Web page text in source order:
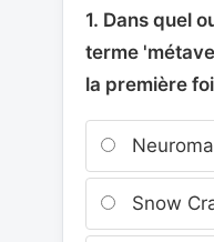
1. Dans quel
terme
la première
Snow